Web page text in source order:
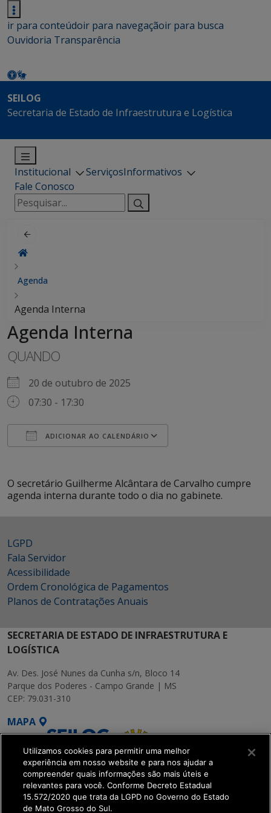
ir para conteúdoir para navegaçãoir para busca
Ouvidoria Transparência
SEILOG
Secretaria de Estado de Infraestrutura e Logística
Institucional ServiçosInformativos
Fale Conosco
Pesquisar
por:
Agenda
Agenda Interna
Agenda Interna
QUANDO
20 de outubro de 2025
07:30 - 17:30
ADICIONAR AO CALENDÁRIO
O secretário Guilherme Alcântara de Carvalho cumpre
agenda interna durante todo o dia no gabinete.
LGPD
Fala Servidor
Acessibilidade
Ordem Cronológica de Pagamentos
Planos de Contratações Anuais
SECRETARIA DE ESTADO DE INFRAESTRUTURA E
LOGÍSTICA
Av. Des. José Nunes da Cunha s/n, Bloco 14
Parque dos Poderes - Campo Grande | MS
CEP: 79.031-310
MAPA
SETDIG | Secretaria-
Utilizamos cookies para permitir uma melhor
experiência em nosso website e para nos ajudar a
compreender quais informações são mais úteis e
relevantes para você. Conforme Decreto Estadual
15.572/2020 que trata da LGPD no Governo do Estado
de Mato Grosso do Sul.